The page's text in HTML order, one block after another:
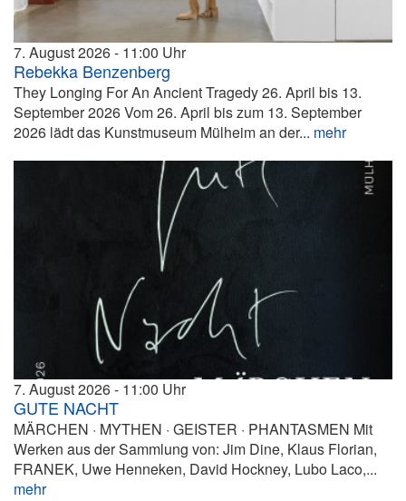
7. August 2026 11:00
Rebekka Benzenberg
They Longing For An Ancient Tragedy 26. April bis 13.
September 2026 Vom 26. April bis zum 13. September
2026 lädt das Kunstmuseum Mülheim an der... mehr
7. August 2026 11:00
GUTE NACHT
MÄRCHEN · MYTHEN · GEISTER · PHANTASMEN Mit
Werken aus der Sammlung von: Jim Dine, Klaus Florian,
FRANEK, Uwe Henneken, David Hockney, Lubo Laco,...
mehr